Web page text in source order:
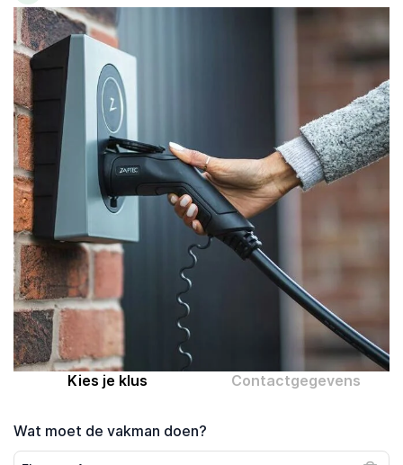
Witgoedmonteur
Hovenier
Schoonmaker
Computer expert
Help
Over MrFix
Log in als vakman
Kies je klus Contactgegevens
Wat moet de vakman doen?